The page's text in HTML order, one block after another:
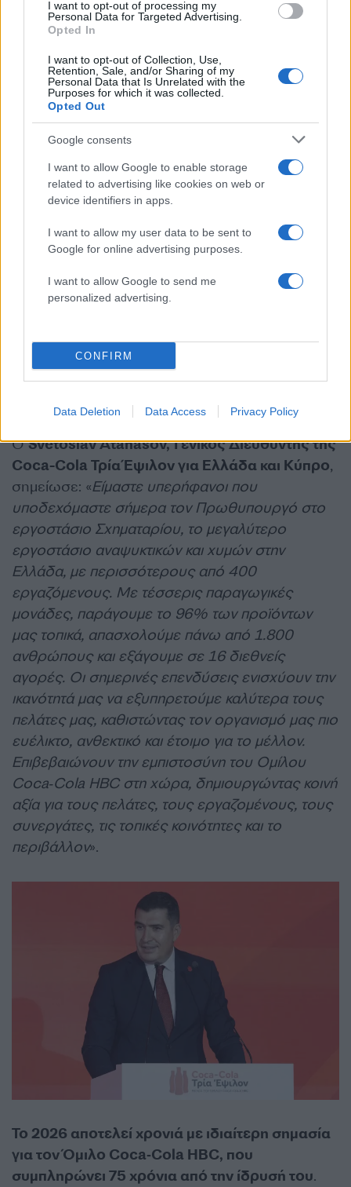
I want to opt-out of processing my
Personal Data for Targeted Advertising.
Opted In
I want to opt-out of Collection, Use,
Retention, Sale, and/or Sharing of my
Personal Data that Is Unrelated with the
Purposes for which it was collected.
Opted Out
Google consents
I want to allow Google to enable storage
related to advertising like cookies on web or
device identifiers in apps.
I want to allow my user data to be sent to
Google for online advertising purposes.
I want to allow Google to send me
personalized advertising.
CONFIRM
Data Deletion Data Access Privacy Policy
εφοδιαστικής αλυσίδας.
χωρητικότητα 33.000 παλέτες και
δυνατότητα εξυπηρέτησης έως 350 φορτηγών
ημερησίως, θα αναβαθμίσει σημαντικά την
ενώ θα αποτελέσει – μετά από τα αντίστοιχα
κέντρα εταιριών λιανικής – το μεγαλύτερο
Kέντρο Logistics εταιρείας καταναλωτικών
Η εγκατάσταση θα απασχολεί 50 εργαζόμενους,
με νέες θέσεις υψηλής εξειδίκευσης σε
εργασιακό περιβάλλον με υψηλά πρότυπα
To 2026 χρονιά ορόσημο για τον
Όμιλο Coca‑Cola HBC
ΟSvetoslav Atanasov, Γενικός Διευθυντής της
Coca-Cola Τρία Έψιλον για Ελλάδα και Κύπρο,
σημείωσε: «Είμαστε υπερήφανοι που
υποδεχόμαστε σήμερα τον Πρωθυπουργό στο
εργοστάσιο Σχηματαρίου, το μεγαλύτερο
εργοστάσιο αναψυκτικών και χυμών στην
Ελλάδα, με περισσότερους από 400
εργαζόμενους. Με τέσσερις παραγωγικές
μονάδες, παράγουμε το 96% των προϊόντων
μας τοπικά, απασχολούμε πάνω από 1.800
ανθρώπους και εξάγουμε σε 16 διεθνείς
αγορές. Οι σημερινές επενδύσεις ενισχύουν την
ικανότητά μας να εξυπηρετούμε καλύτερα τους
πελάτες μας, καθιστώντας τον οργανισμό μας πιο
ευέλικτο, ανθεκτικό και έτοιμο για το μέλλον.
Επιβεβαιώνουν την εμπιστοσύνη του Ομίλου
Coca‑Cola HBC στη χώρα, δημιουργώντας κοινή
αξία για τους πελάτες, τους εργαζομένους, τους
συνεργάτες, τις τοπικές κοινότητες και το
περιβάλλον».
To 2026 αποτελεί χρονιά με ιδιαίτερη σημασία
για τον Όμιλο Coca‑Cola HBC, που
συμπληρώνει 75 χρόνια από την ίδρυσή του.